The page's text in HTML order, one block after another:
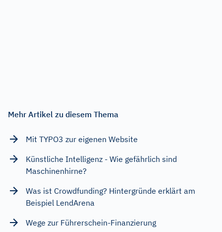
Mehr Artikel zu diesem Thema
Mit TYPO3 zur eigenen Website
Künstliche Intelligenz - Wie gefährlich sind
Maschinenhirne?
Was ist Crowdfunding? Hintergründe erklärt am
Beispiel LendArena
Wege zur Führerschein-Finanzierung